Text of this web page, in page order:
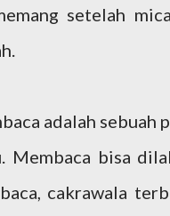
setelah
adalah sebuah
Membaca bisa
cakrawala